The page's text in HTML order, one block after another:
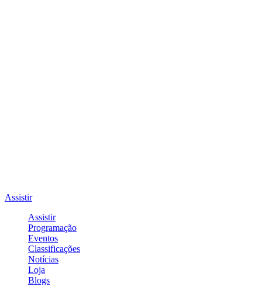
Assistir
Assistir
Programação
Eventos
Classificações
Notícias
Loja
Blogs